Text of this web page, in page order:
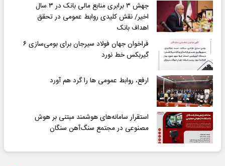
جهش ۳ برابری منابع مالی بانک در ۳ سال
اخیر/ نقش کلیدی روابط عمومی در تحقق
اهداف بانک
فراخوان جهان فولاد سیرجان برای بومی‌سازی ۶
گیربکس خط نورد
ارفع، روابط عمومی ها را گرد هم آورد
استقرار سامانه‌های هوشمند مبتنی بر هوش
مصنوعی در مجتمع سنگ‌آهن سنگان